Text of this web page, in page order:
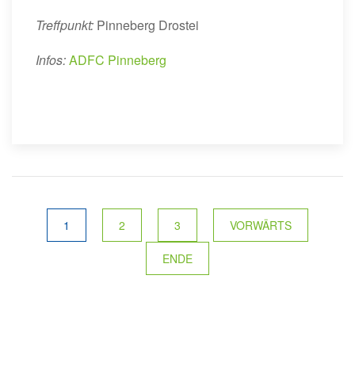
Treffpunkt: Pinneberg Drostei
Infos:ADFC Pinneberg
1 2 3 VORWÄRTS
ENDE